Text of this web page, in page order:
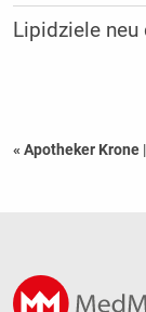
Lipidziele neu
« Apotheker Krone |